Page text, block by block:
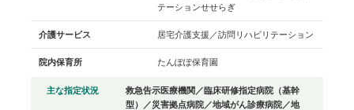
テーションせせらぎ
介護サービス 居宅介護支援／訪問リハビリテーション
院内保育所 たんぽぽ保育園
主な指定状況
救急告示医療機関／臨床研修指定病院（基幹
型）／災害拠点病院／地域がん診療病院／地